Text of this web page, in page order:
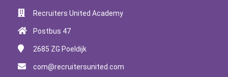
Recruiters United Academy
Postbus 47
2685 ZG Poeldijk
com@recruitersunited.com